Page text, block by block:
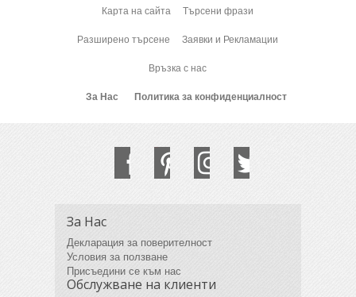
Карта на сайта Търсени фрази
Разширено търсене Заявки и Рекламации
Връзка с нас
За Нас Политика за конфиденциалност
За Нас
Декларация за поверителност
Условия за ползване
Присъедини се към нас
Обслужване на клиенти